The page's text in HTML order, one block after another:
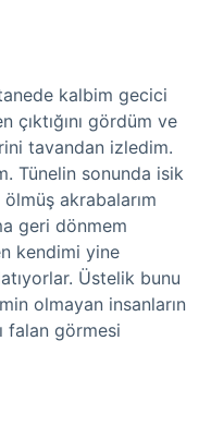
kalbim gecici
gördüm ve
tavandan izledim.
Tünelin sonunda isik
akrabalarım
geri dönmem
kendimi yine
Üstelik bunu
olmayan insanların
falan görmesi